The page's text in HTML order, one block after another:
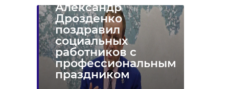
Александр
Дрозденко
поздравил
социальных
работников с
профессиональным
праздником